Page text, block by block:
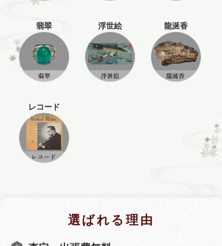
翡翠 浮世絵 龍涎香
レコード
選ばれる理由